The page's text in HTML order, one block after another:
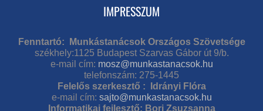
IMPRESSZUM
Fenntartó: Munkástanácsok Országos Szövetsége
székhely:1125 Budapest Szarvas Gábor út 9/b.
e-mail cím: mosz@munkastanacsok.hu
telefonszám: 275-1445
Felelős szerkesztő : Idrányi Flóra
e-mail cím: sajto@munkastanacsok.hu
Informatikai fejlesztő: Bori Zsuzsanna